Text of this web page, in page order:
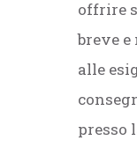
offrire
breve
alle
presso